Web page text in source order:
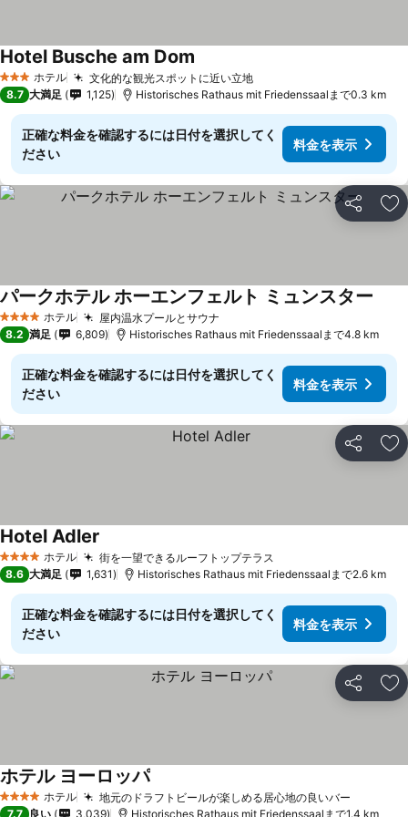
3 ホテルのランク
ホテル 文化的な観光スポットに近い立地
Hotel Busche am Dom
8.7 大満足 1,125 Historisches Rathaus mit Friedenssaalまで0.3 km
正確な料金を確認するには日付を選択してく
ださい
料金を表示
シェア お
4 ホテルのランク
ホテル 屋内温水プールとサウナ
パークホテル ホーエンフェルト ミュンスター
8.2 満足 6,809 Historisches Rathaus mit Friedenssaalまで4.8 km
正確な料金を確認するには日付を選択してく
ださい
料金を表示
シェア お
4 ホテルのランク
ホテル 街を一望できるルーフトップテラス
Hotel Adler
8.6 大満足 1,631 Historisches Rathaus mit Friedenssaalまで2.6 km
正確な料金を確認するには日付を選択してく
ださい
料金を表示
シェア お
4 ホテルのランク
ホテル 地元のドラフトビールが楽しめる居心地の良いバー
ホテル ヨーロッパ
7.7 良い 3,039 Historisches Rathaus mit Friedenssaalまで1.4 km